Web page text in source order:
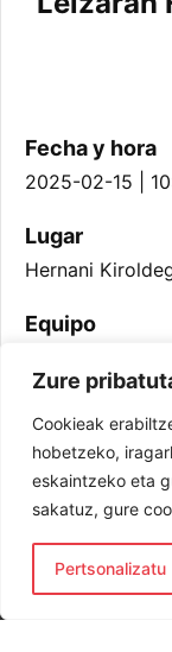
Zure
Cookieak
hobetzeko,
eskaintzeko eta
sakatuz, gure
Pertsonalizatu
Fecha y hora
2025-02-15 |
Lugar
Hernani
Equipo
Jubenil Neskak
RESPETA
Y